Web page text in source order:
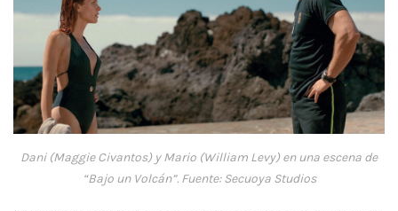
Dani (Maggie Civantos) y Mario (William Levy) en una escena de
“Bajo un Volcán”. Fuente: Secuoya Studios